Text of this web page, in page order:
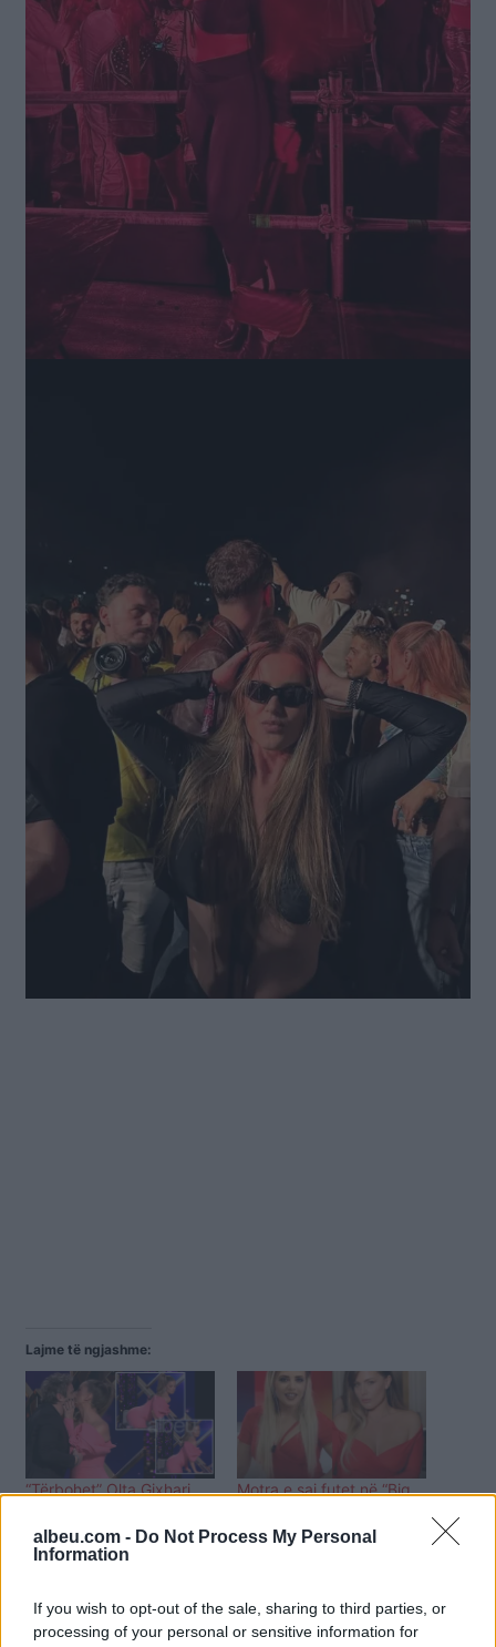
albeu.com - Do Not Process My Personal
Information
If you wish to opt-out of the sale, sharing to third parties, or
processing of your personal or sensitive information for
Lajme të ngjashme:
“Tërbohet” Olta Gixhari,
Ilir Shaqirit habisin rrjetin
(VIDEO)
Motra e saj futet në “Big
“veprimin” Olta Gixhari